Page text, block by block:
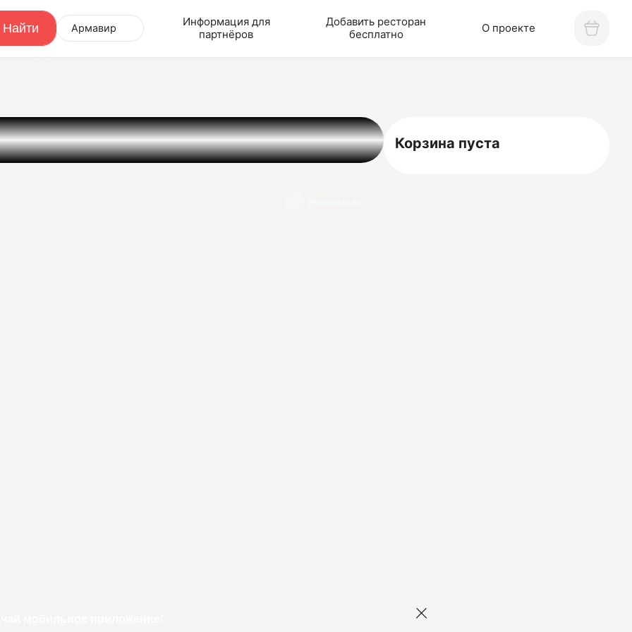
Армавир
Информация для
партнёров
Добавить ресторан
бесплатно
О проекте
Корзина пуста